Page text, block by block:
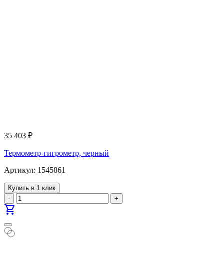
35 403 ₽
Термометр-гигрометр, черный
Артикул: 1545861
Купить в 1 клик
-
+
shopping_cart